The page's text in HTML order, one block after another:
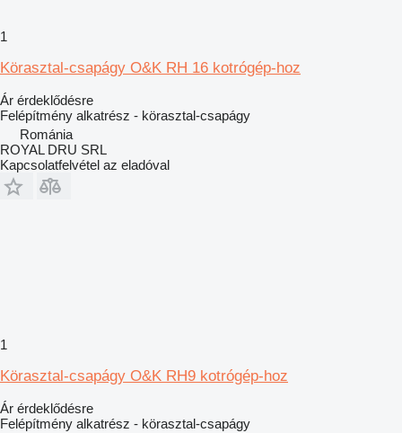
1
Körasztal-csapágy O&K RH 16 kotrógép-hoz
Ár érdeklődésre
Felépítmény alkatrész - körasztal-csapágy
Románia
ROYAL DRU SRL
Kapcsolatfelvétel az eladóval
1
Körasztal-csapágy O&K RH9 kotrógép-hoz
Ár érdeklődésre
Felépítmény alkatrész - körasztal-csapágy